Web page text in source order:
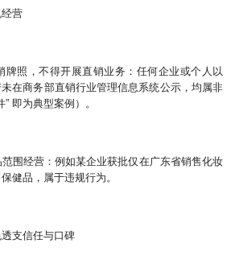
营
牌照，不得开展直销业务：任何企业或个人以
未在商务部直销行业管理信息系统公示，均属非
即为典型案例）。
围经营：例如某企业获批仅在广东省销售化妆
健品，属于违规行为。
支信任与口碑